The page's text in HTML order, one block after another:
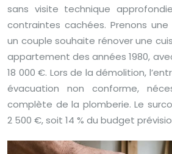
sans visite technique
contraintes cachées. Prenons
un couple souhaite rénover une
appartement des années 1980,
18 000 €. Lors de la démolition,
évacuation non conforme,
complète de la plomberie. Le
2 500 €, soit 14 % du budget